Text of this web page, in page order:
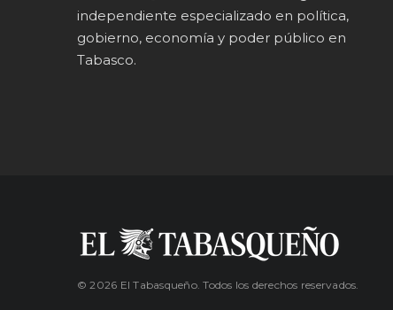
independiente especializado en política,
gobierno, economía y poder público en
Tabasco.
© 2026 El Tabasqueño. Todos los derechos reservados.